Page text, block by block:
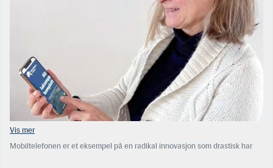
Mobiltelefonen er et eksempel på en radikal innovasjon som dras­tisk har